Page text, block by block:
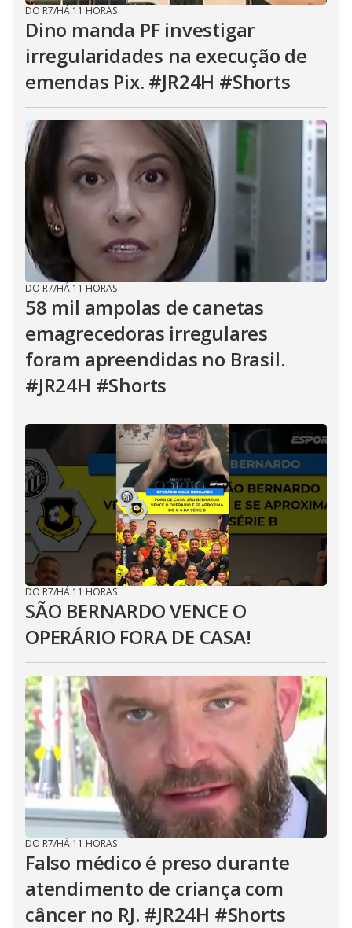
DO R7/HÁ 11 HORAS
Dino manda PF investigar
irregularidades na execução de
emendas Pix. #JR24H #Shorts
DO R7/HÁ 11 HORAS
58 mil ampolas de canetas
emagrecedoras irregulares
foram apreendidas no Brasil.
#JR24H #Shorts
DO R7/HÁ 11 HORAS
SÃO BERNARDO VENCE O
OPERÁRIO FORA DE CASA!
DO R7/HÁ 11 HORAS
Falso médico é preso durante
atendimento de criança com
câncer no RJ. #JR24H #Shorts